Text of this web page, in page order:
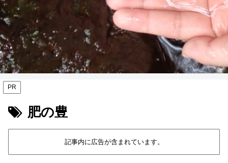
PR
肥の豊
記事内に広告が含まれています。